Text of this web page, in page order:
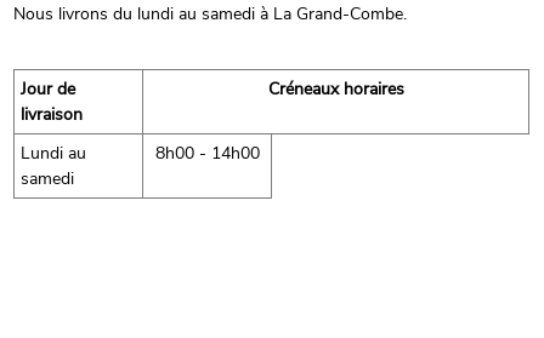
Nous livrons du lundi au samedi à La Grand-Combe.
Jour de
livraison
Créneaux horaires
Lundi au
samedi
8h00 - 14h00